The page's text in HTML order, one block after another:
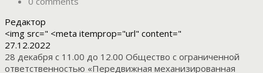
Редактор
<img src=" <meta itemprop="url" content="
27.12.2022
28 декабря с 11.00 до 12.00 Общество с ограниченной
ответственностью «Передвижная механизированная